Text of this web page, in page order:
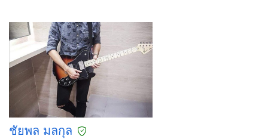
ชัยพล มลกุล